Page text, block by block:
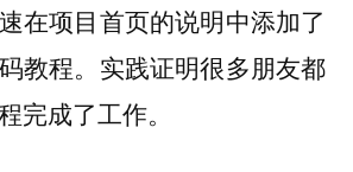
在项目首页的说明中添加了
教程。实践证明很多朋友都
完成了工作。